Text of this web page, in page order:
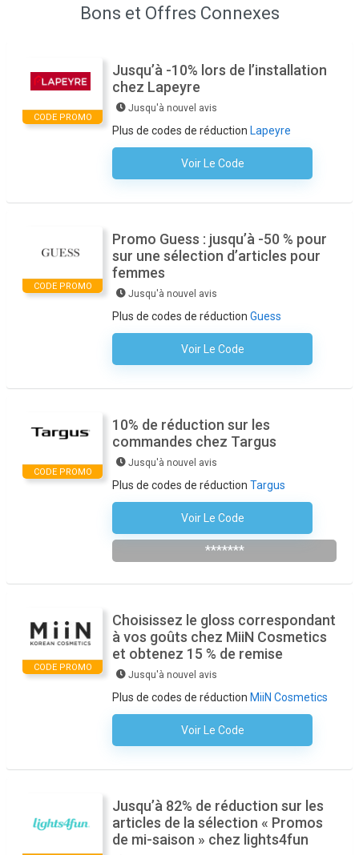
Bons et Offres Connexes
CODE PROMO
Jusqu’à -10% lors de l’installation
chez Lapeyre
Jusqu'à nouvel avis
Plus de codes de réduction Lapeyre
Voir Le Code
Aucun Code N'est Nécessaire
CODE PROMO
Promo Guess : jusqu’à -50 % pour
sur une sélection d’articles pour
femmes
Jusqu'à nouvel avis
Plus de codes de réduction Guess
Voir Le Code
Aucun Code N'est Nécessaire
CODE PROMO
10% de réduction sur les
commandes chez Targus
Jusqu'à nouvel avis
Plus de codes de réduction Targus
Voir Le Code
S'abonner À La Newsletter
*******
CODE PROMO
Choisissez le gloss correspondant
à vos goûts chez MiiΝ Cosmetics
et obtenez 15 % de remise
Jusqu'à nouvel avis
Plus de codes de réduction MiiN Cosmetics
Voir Le Code
Aucun Code N'est Nécessaire
Jusqu’à 82% de réduction sur les
articles de la sélection « Promos
de mi-saison » chez lights4fun